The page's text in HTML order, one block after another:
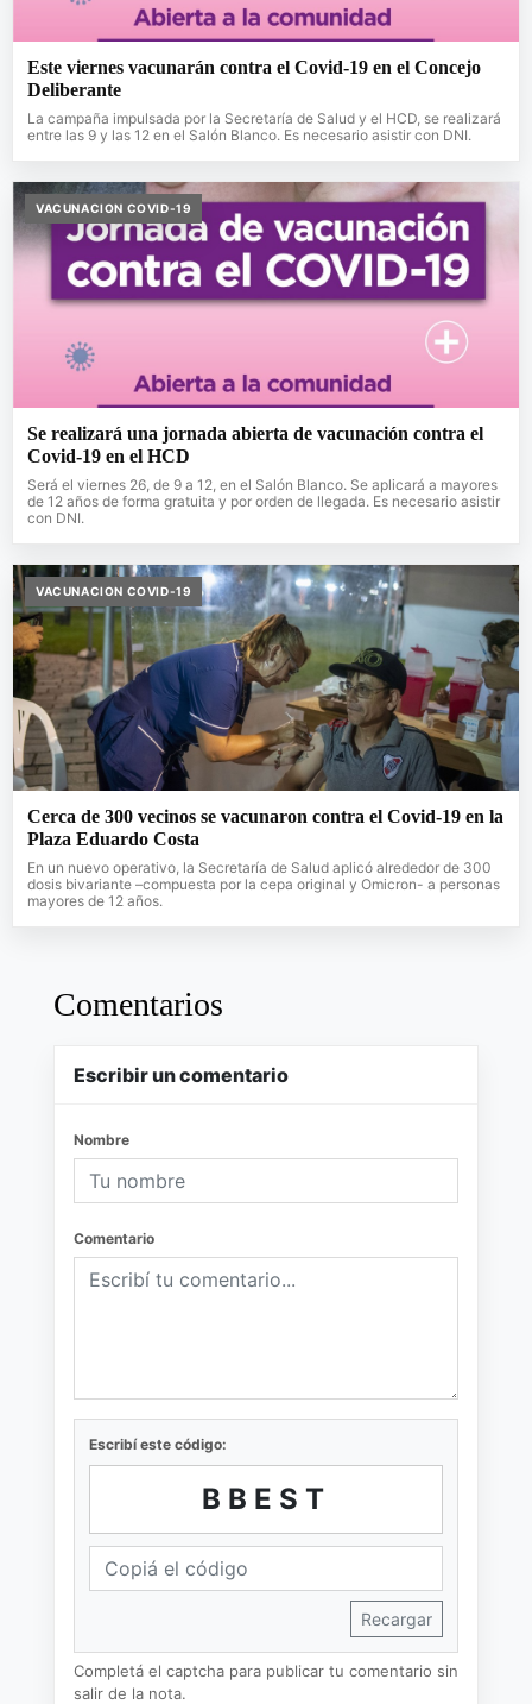
Este viernes vacunarán contra el Covid-19 en el Concejo
Deliberante
La campaña impulsada por la Secretaría de Salud y el HCD, se realizará
entre las 9 y las 12 en el Salón Blanco. Es necesario asistir con DNI.
VACUNACION COVID-19
Se realizará una jornada abierta de vacunación contra el
Covid-19 en el HCD
Será el viernes 26, de 9 a 12, en el Salón Blanco. Se aplicará a mayores
de 12 años de forma gratuita y por orden de llegada. Es necesario asistir
con DNI.
VACUNACION COVID-19
Cerca de 300 vecinos se vacunaron contra el Covid-19 en la
Plaza Eduardo Costa
En un nuevo operativo, la Secretaría de Salud aplicó alrededor de 300
dosis bivariante –compuesta por la cepa original y Omicron- a personas
mayores de 12 años.
Comentarios
Escribir un comentario
Nombre
Comentario
Escribí este código:
BBEST
Recargar
Completá el captcha para publicar tu comentario sin
salir de la nota.